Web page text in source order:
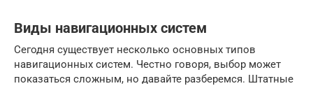
Виды навигационных систем
Сегодня существует несколько основных типов
навигационных систем. Честно говоря, выбор может
показаться сложным, но давайте разберемся. Штатные